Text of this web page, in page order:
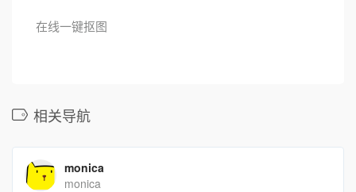
在线一键抠图
相关导航
monica
monica